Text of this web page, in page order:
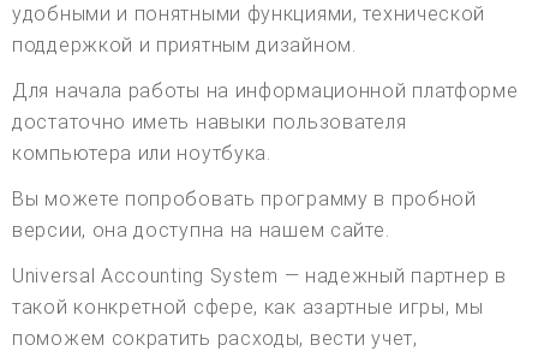
удобными и понятными функциями, технической
поддержкой и приятным дизайном.
Для начала работы на информационной платформе
достаточно иметь навыки пользователя
компьютера или ноутбука.
Вы можете попробовать программу в пробной
версии, она доступна на нашем сайте.
Universal Accounting System — надежный партнер в
такой конкретной сфере, как азартные игры, мы
поможем сократить расходы, вести учет,